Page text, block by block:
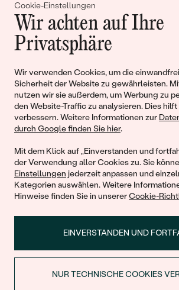
Cookie-Einstellungen
Wir achten auf Ihre
Privatsphäre
Wir verwenden Cookies, um die
Sicherheit der Website zu gewährleisten.
nutzen wir sie außerdem, um Werbung zu
den Website-Traffic zu analysieren. Dies
verbessern. Weitere Informationen zur
durch Google finden Sie hier.
Mit dem Klick auf „Einverstanden und
der Verwendung aller Cookies zu. Sie
Einstellungen jederzeit anpassen und
Kategorien auswählen. Weitere
Hinweise finden Sie in unsererCookie-
EINVERSTANDEN UND
NUR TECHNISCHE COOKIES
Gemeinsam erschaffen
Geschichten von
Liebe
Begleiten Sie uns!